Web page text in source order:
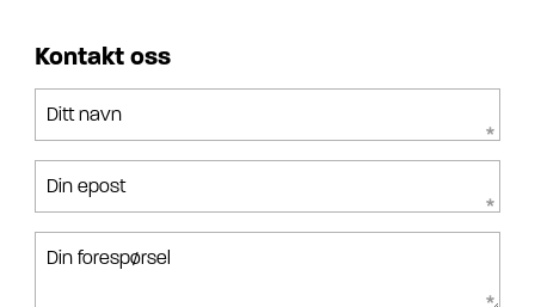
Kontakt oss
Ditt navn
Din epost
Din forespørsel